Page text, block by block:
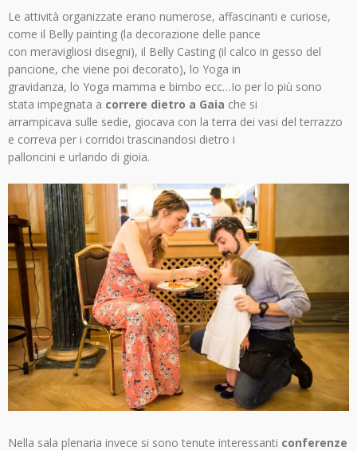
Le attività organizzate erano numerose, affascinanti e curiose,
come il Belly painting (la decorazione delle pance
con meravigliosi disegni), il Belly Casting (il calco in gesso del
pancione, che viene poi decorato), lo Yoga in
gravidanza, lo Yoga mamma e bimbo ecc…Io per lo più sono
stata impegnata a correre dietro a Gaia che si
arrampicava sulle sedie, giocava con la terra dei vasi del terrazzo
e correva per i corridoi trascinandosi dietro i
palloncini e urlando di gioia.
Nella sala plenaria invece si sono tenute interessanti conferenze